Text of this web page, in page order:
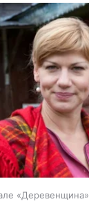
«Деревенщина»